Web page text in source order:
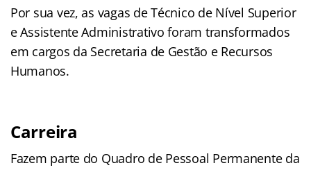
Por sua vez, as vagas de Técnico de Nível Superior
e Assistente Administrativo foram transformados
em cargos da Secretaria de Gestão e Recursos
Humanos.
Carreira
Fazem parte do Quadro de Pessoal Permanente da